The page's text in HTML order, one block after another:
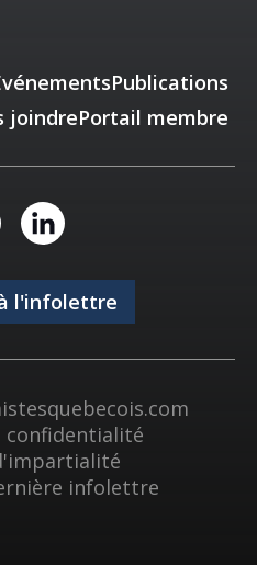
Publications
joindrePortail membre
l'infolettre
confidentialité
infolettre